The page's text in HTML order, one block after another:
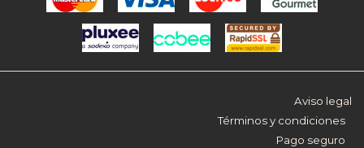
Aviso legal
Términos y condiciones
Pago seguro